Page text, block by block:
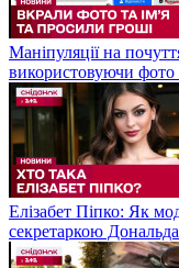
Маніпуляції на
використовуючи фото
Елізабет Піпко: Як
секретаркою